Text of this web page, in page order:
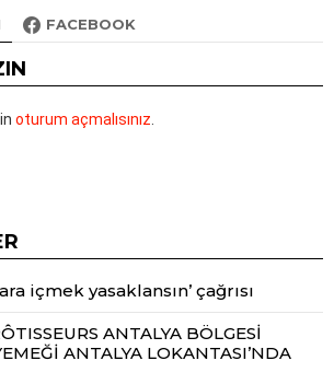
FACEBOOK
oturum açmalısınız
içmek yasaklansın’ çağrısı
ANTALYA BÖLGESİ
ANTALYA LOKANTASI’NDA